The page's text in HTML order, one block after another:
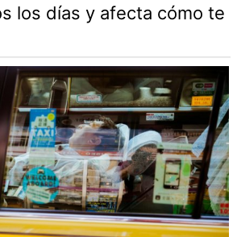
los días y afecta cómo te